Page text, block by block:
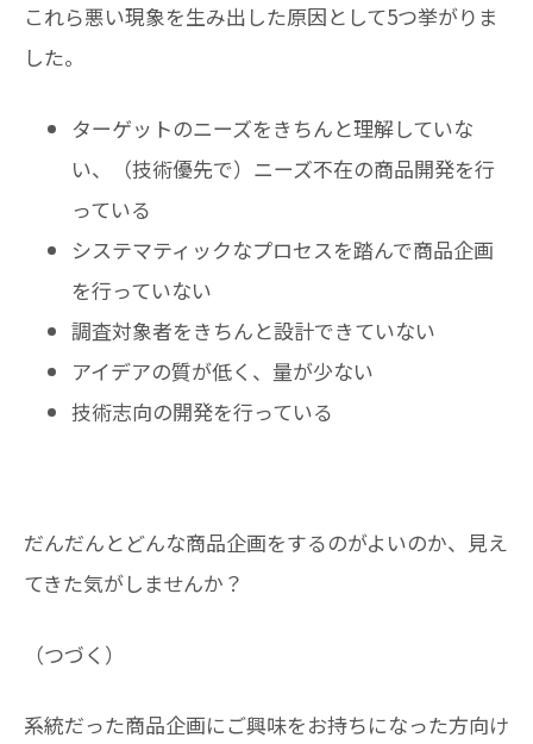
これら悪い現象を生み出した原因として5つ挙がりま
した。
ターゲットのニーズをきちんと理解していな
い、（技術優先で）ニーズ不在の商品開発を行
っている
システマティックなプロセスを踏んで商品企画
を行っていない
調査対象者をきちんと設計できていない
アイデアの質が低く、量が少ない
技術志向の開発を行っている
だんだんとどんな商品企画をするのがよいのか、見え
てきた気がしませんか？
（つづく）
系統だった商品企画にご興味をお持ちになった方向け